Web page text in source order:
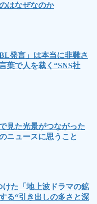
はなぜなのか
発言」は本当に非難さ
で人を裁く“SNS社
見た光景がつながった
ニュースに思うこと
けた「地上波ドラマの鉱
る“引き出しの多さと深